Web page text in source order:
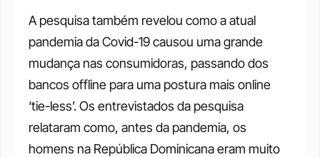
A pesquisa também revelou como a atual
pandemia da Covid-19 causou uma grande
mudança nas consumidoras, passando dos
bancos offline para uma postura mais online
‘tie-less’. Os entrevistados da pesquisa
relataram como, antes da pandemia, os
homens na República Dominicana eram muito